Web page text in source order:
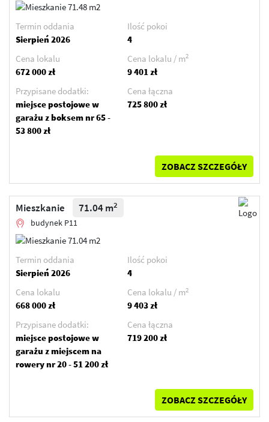
Termin oddania
Sierpień 2026
Ilość pokoi
4
Cena lokalu
672 000 zł
Cena lokalu / m2
9 401 zł
Przypisane dodatki:
miejsce postojowe w
garażu z boksem nr 65 -
53 800 zł
Cena łączna
725 800 zł
ZOBACZ SZCZEGÓŁY
Mieszkanie 71.04 m2
budynek P11
Termin oddania
Sierpień 2026
Ilość pokoi
4
Cena lokalu
668 000 zł
Cena lokalu / m2
9 403 zł
Przypisane dodatki:
miejsce postojowe w
garażu z miejscem na
rowery nr 20 - 51 200 zł
Cena łączna
719 200 zł
ZOBACZ SZCZEGÓŁY